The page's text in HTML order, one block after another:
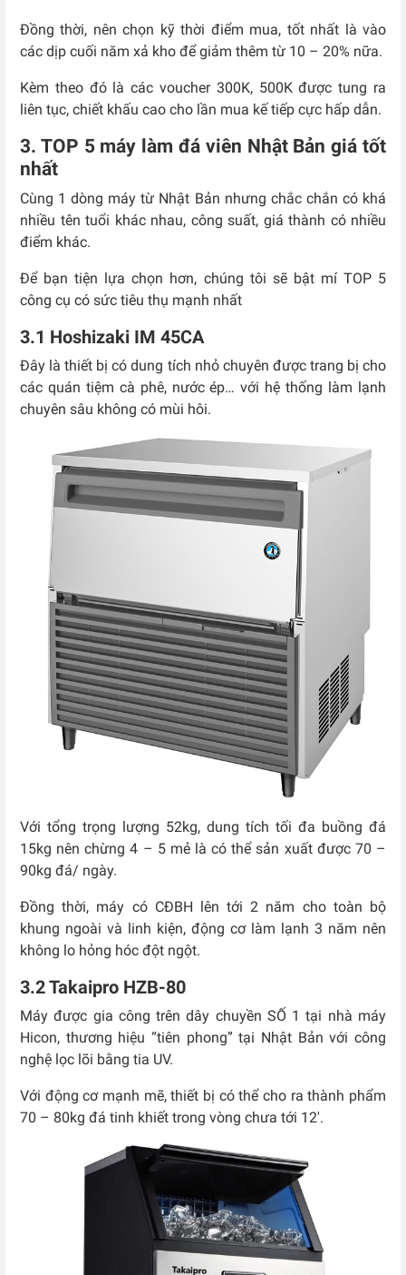
Đồng thời, nên chọn kỹ thời điểm mua, tốt nhất là vào
các dịp cuối năm xả kho để giảm thêm từ 10 – 20% nữa.
Kèm theo đó là các voucher 300K, 500K được tung ra
liên tục, chiết khấu cao cho lần mua kế tiếp cực hấp dẫn.
3. TOP 5 máy làm đá viên Nhật Bản giá tốt
nhất
Cùng 1 dòng máy từ Nhật Bản nhưng chắc chắn có khá
nhiều tên tuổi khác nhau, công suất, giá thành có nhiều
điểm khác.
Để bạn tiện lựa chọn hơn, chúng tôi sẽ bật mí TOP 5
công cụ có sức tiêu thụ mạnh nhất
3.1 Hoshizaki IM 45CA
Đây là thiết bị có dung tích nhỏ chuyên được trang bị cho
các quán tiệm cà phê, nước ép… với hệ thống làm lạnh
chuyên sâu không có mùi hôi.
Với tổng trọng lượng 52kg, dung tích tối đa buồng đá
15kg nên chừng 4 – 5 mẻ là có thể sản xuất được 70 –
90kg đá/ ngày.
Đồng thời, máy có CĐBH lên tới 2 năm cho toàn bộ
khung ngoài và linh kiện, động cơ làm lạnh 3 năm nên
không lo hỏng hóc đột ngột.
3.2 Takaipro HZB-80
Máy được gia công trên dây chuyền SỐ 1 tại nhà máy
Hicon, thương hiệu “tiên phong” tại Nhật Bản với công
nghệ lọc lõi bằng tia UV.
Với động cơ mạnh mẽ, thiết bị có thể cho ra thành phẩm
70 – 80kg đá tinh khiết trong vòng chưa tới 12′.